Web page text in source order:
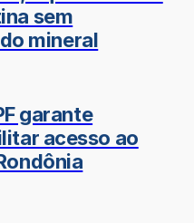
sem
mineral
garante
acesso ao